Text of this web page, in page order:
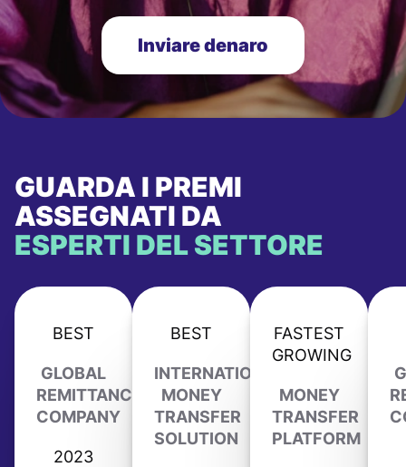
Inviare denaro
GUARDA I PREMI
ASSEGNATI DA
ESPERTI DEL SETTORE
BEST
GLOBAL
REMITTANCE
COMPANY
2023
BEST
INTERNATIONAL
MONEY
TRANSFER
SOLUTION
FASTEST
GROWING
MONEY
TRANSFER
PLATFORM